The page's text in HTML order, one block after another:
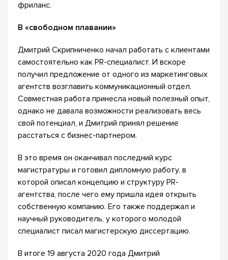
фриланс.
В «свободном плавании»
Дмитрий Скрипниченко начал работать с клиентами
самостоятельно как PR-специалист. И вскоре
получил предложение от одного из маркетинговых
агентств возглавить коммуникационный отдел.
Совместная работа принесла новый полезный опыт,
однако не давала возможности реализовать весь
свой потенциал, и Дмитрий принял решение
расстаться с бизнес-партнером.
В это время он оканчивал последний курс
магистратуры и готовил дипломную работу, в
которой описал концепцию и структуру PR-
агентства, после чего ему пришла идея открыть
собственную компанию. Его также поддержал и
научный руководитель, у которого молодой
специалист писал магистерскую диссертацию.
В итоге 19 августа 2020 года Дмитрий